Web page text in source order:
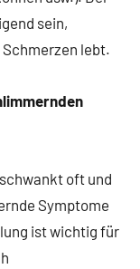
sein,
lebt.
oft und
Symptome
ist wichtig für